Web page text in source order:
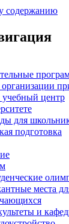
содержанию
центр
для
подготовка
места
и